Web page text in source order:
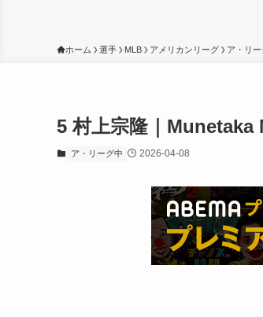
ホーム 選手 MLB アメリカンリーグ ア・リー
5 村上宗隆｜Munetaka
ア・リーグ中 2026-04-08